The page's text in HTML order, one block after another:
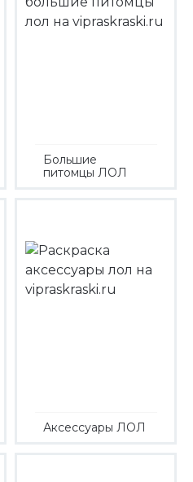
Большие
питомцы ЛОЛ
Аксессуары ЛОЛ